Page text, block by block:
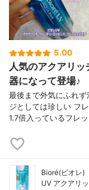
5.00
人気のアクアリ
器になって登場♪
最後まで外気にふれ
ジとしては珍しい フ
1.7倍入っているフレ
Bioré(ビオレ)
UV アクアリ